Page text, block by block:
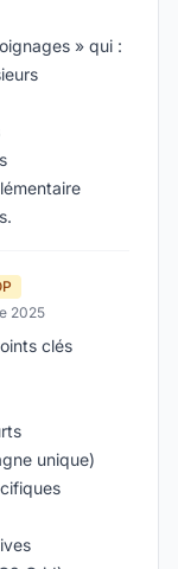
» qui :
2025
clés
unique)